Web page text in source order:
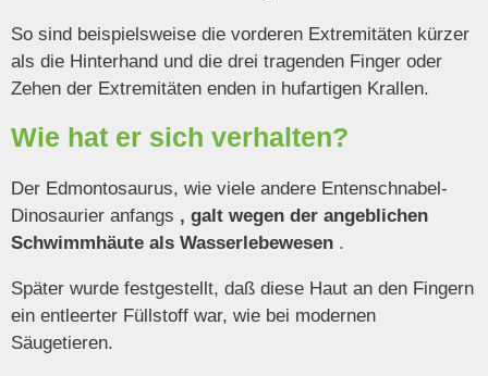
So sind beispielsweise die vorderen Extremitäten kürzer
als die Hinterhand und die drei tragenden Finger oder
Zehen der Extremitäten enden in hufartigen Krallen.
Wie hat er sich verhalten?
Der Edmontosaurus, wie viele andere Entenschnabel-
Dinosaurier anfangs , galt wegen der angeblichen
Schwimmhäute als Wasserlebewesen .
Später wurde festgestellt, daß diese Haut an den Fingern
ein entleerter Füllstoff war, wie bei modernen
Säugetieren.